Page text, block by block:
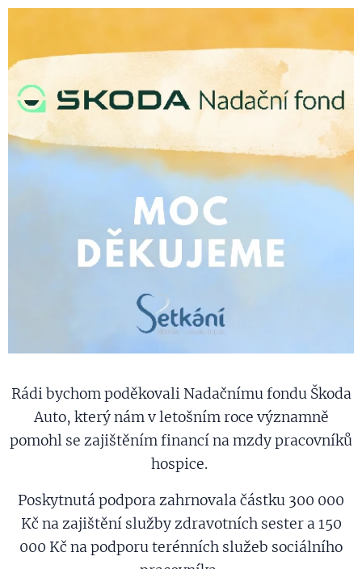
Rádi bychom poděkovali Nadačnímu fondu Škoda
Auto, který nám v letošním roce významně
pomohl se zajištěním financí na mzdy pracovníků
hospice.
Poskytnutá podpora zahrnovala částku 300 000
Kč na zajištění služby zdravotních sester a 150
000 Kč na podporu terénních služeb sociálního